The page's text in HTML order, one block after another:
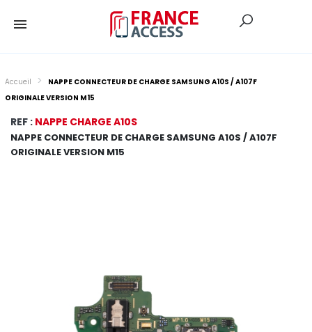
Accueil
NAPPE CONNECTEUR DE CHARGE SAMSUNG A10S / A107F
ORIGINALE VERSION M15
REF : NAPPE CHARGE A10S
NAPPE CONNECTEUR DE CHARGE SAMSUNG A10S / A107F
ORIGINALE VERSION M15